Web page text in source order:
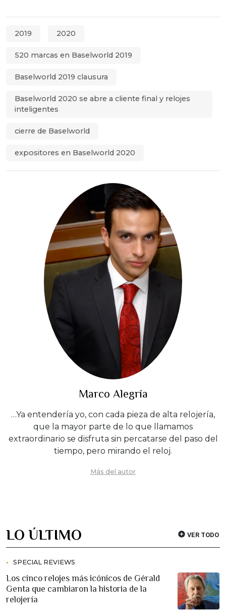
2019 2020
520 marcas en Baselworld 2019
Baselworld 2019 clausura
Baselworld 2020 se abre a cliente final y relojes
inteligentes
cierre de Baselworld
expositores en Baselworld 2020
Marco Alegría
…Ya entendería yo, con cada pieza de alta relojería,
que la mayor parte de lo que llamamos
extraordinario se disfruta sin percatarse del paso del
tiempo, pero mirando el reloj.
Más del autor
LO ÚLTIMO VER TODO
SPECIAL REVIEWS
Los cinco relojes más icónicos de Gérald
Genta que cambiaron la historia de la
relojería